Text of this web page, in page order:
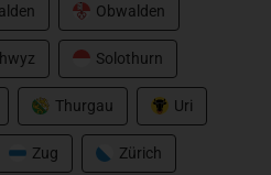
Obwalden
Solothurn
Thurgau Uri
Zug Zürich